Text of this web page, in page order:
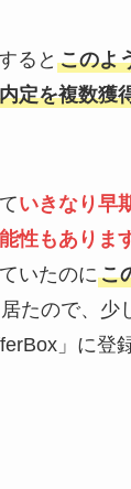
ると このよ
定を複数獲
いきなり早
性もありま
いたのにこ
たので、少
」に登